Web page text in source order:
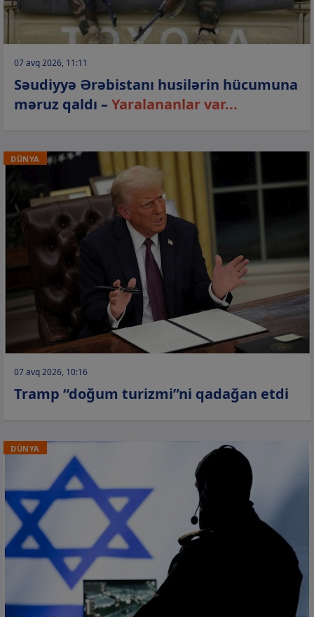
07 avq 2026, 11:11
Səudiyyə Ərəbistanı husilərin hücumuna
məruz qaldı –Yaralananlar var...
DÜNYA
07 avq 2026, 10:16
Tramp “doğum turizmi”ni qadağan etdi
DÜNYA